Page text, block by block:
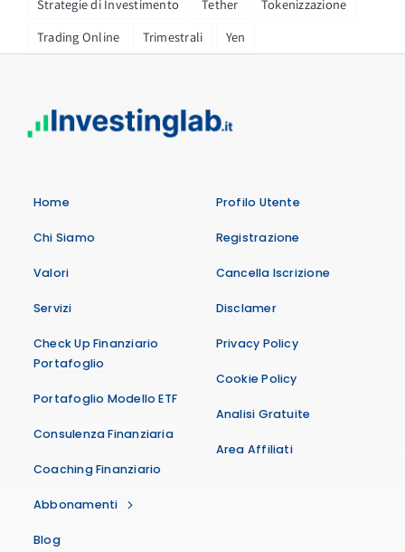
Strategie di Investimento
Tether
Tokenizzazione
Trading Online
Trimestrali Yen
Home
Chi Siamo
Valori
Servizi
Check Up Finanziario
Portafoglio
Portafoglio Modello ETF
Consulenza Finanziaria
Coaching Finanziario
Abbonamenti
Blog
Profilo Utente
Registrazione
Cancella Iscrizione
Disclamer
Privacy Policy
Cookie Policy
Analisi Gratuite
Area Affiliati